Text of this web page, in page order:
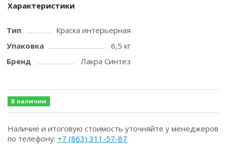
Характеристики
Тип
Краска интерьерная
Упаковка
6,5 кг
Бренд
Лакра Синтез
В наличии
Наличие и итоговую стоимость уточняйте у менеджеров
по телефону: +7 (863) 311-57-87